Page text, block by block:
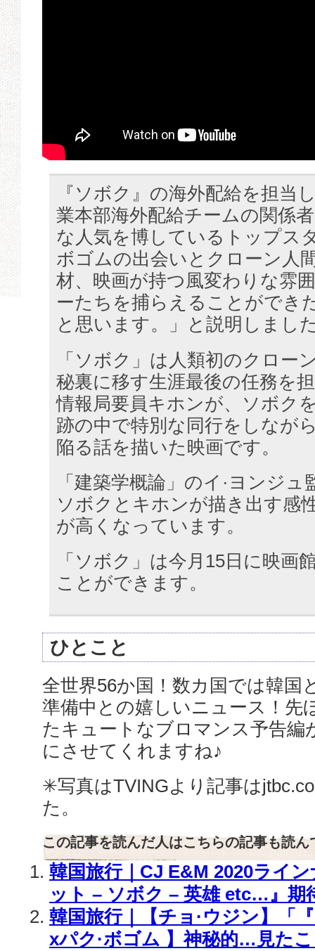
『ソボク』の海外配給を担当
業本部海外配給チームの関係
な人気を博しているトップス
ボゴムの出会いとクローン人
材、映画が持つ風変わりな雰
ーたちを捕らえることができ
と思います。」と説明しまし
「ソボク」は人類初のクロー
秘裏に移す生涯最後の任務を
情報局要員キホンが、ソボク
跡の中で特別な同行をしなが
陥る話を描いた映画です。
「建築学概論」のイ·ヨンジ
ソボクとキホンが描き出す感
が高くなっています。
「ソボク」は今月15日に映画
ことができます。
ひとこと
全世界56か国！数カ国では韓国
準備中との嬉しいニュース！先
たキュートなブロマンス予告編
にさせてくれますね♪
✳︎写真はTVINGより記事は
た。
この記事を読んだ人はこちらの記事も読ん
韓国旅行｜CJ E&M 2020ライ
ット – ソボク – 英雄 etc…』期
韓国旅行｜【チョ·ウジン】「
xパク·ボゴム 】神秘的…見た